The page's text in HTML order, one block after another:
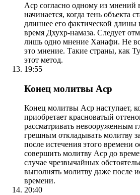
Аср согласно одному из мнений
начинается, когда тень объекта
длиннее его фактической
время Дхухр-намаза. Следует
лишь одно мнение Ханафи. Не
это мнение. Такие страны, как
этот метод.
19:55
Конец молитвы Аср
Конец молитвы Аср наступает,
приобретает красноватый
рассматривать невооруженным
грешным откладывать молитву
после истечения этого времени
совершить молитву Аср до
случае чрезвычайных
выполнять молитву даже после
времени.
20:40